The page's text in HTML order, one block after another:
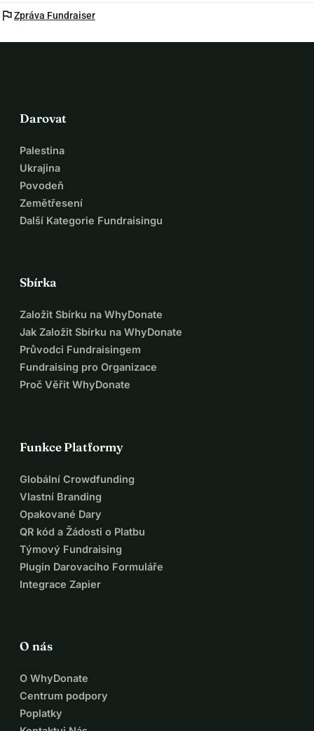
flagZpráva Fundraiser
Darovat
Palestina
Ukrajina
Povodeň
Zemětřesení
Další Kategorie Fundraisingu
Sbírka
Založit Sbírku na WhyDonate
Jak Založit Sbírku na WhyDonate
Průvodci Fundraisingem
Fundraising pro Organizace
Proč Věřit WhyDonate
Funkce Platformy
Globální Crowdfunding
Vlastní Branding
Opakované Dary
QR kód a Žádosti o Platbu
Týmový Fundraising
Plugin Darovacího Formuláře
Integrace Zapier
O nás
O WhyDonate
Centrum podpory
Poplatky